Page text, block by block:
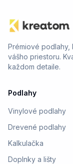
Prémiové
vášho priestoru.
každom detaile.
Podlahy
Vinylové podlahy
Drevené podlahy
Kalkulačka
Doplnky a lišty